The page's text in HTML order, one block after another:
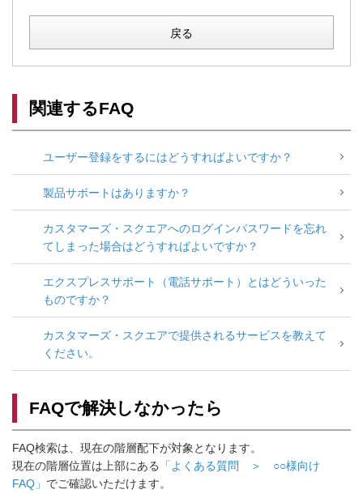
戻る
関連するFAQ
ユーザー登録をするにはどうすればよいですか？
製品サポートはありますか？
カスタマーズ・スクエアへのログインパスワードを忘れ
てしまった場合はどうすればよいですか？
エクスプレスサポート（電話サポート）とはどういった
ものですか？
カスタマーズ・スクエアで提供されるサービスを教えて
ください。
FAQで解決しなかったら
FAQ検索は、現在の階層配下が対象となります。
現在の階層位置は上部にある
「よくある質問 ＞ ○○様向け
FAQ」 でご確認いただけます。